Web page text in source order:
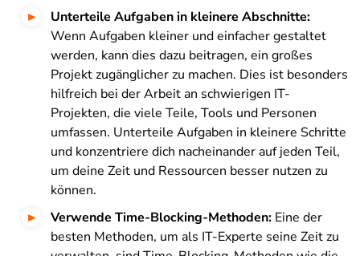
Unterteile Aufgaben in kleinere Abschnitte:
Wenn Aufgaben kleiner und einfacher gestaltet
werden, kann dies dazu beitragen, ein großes
Projekt zugänglicher zu machen. Dies ist besonders
hilfreich bei der Arbeit an schwierigen IT-
Projekten, die viele Teile, Tools und Personen
umfassen. Unterteile Aufgaben in kleinere Schritte
und konzentriere dich nacheinander auf jeden Teil,
um deine Zeit und Ressourcen besser nutzen zu
können.
Verwende Time-Blocking-Methoden: Eine der
besten Methoden, um als IT-Experte seine Zeit zu